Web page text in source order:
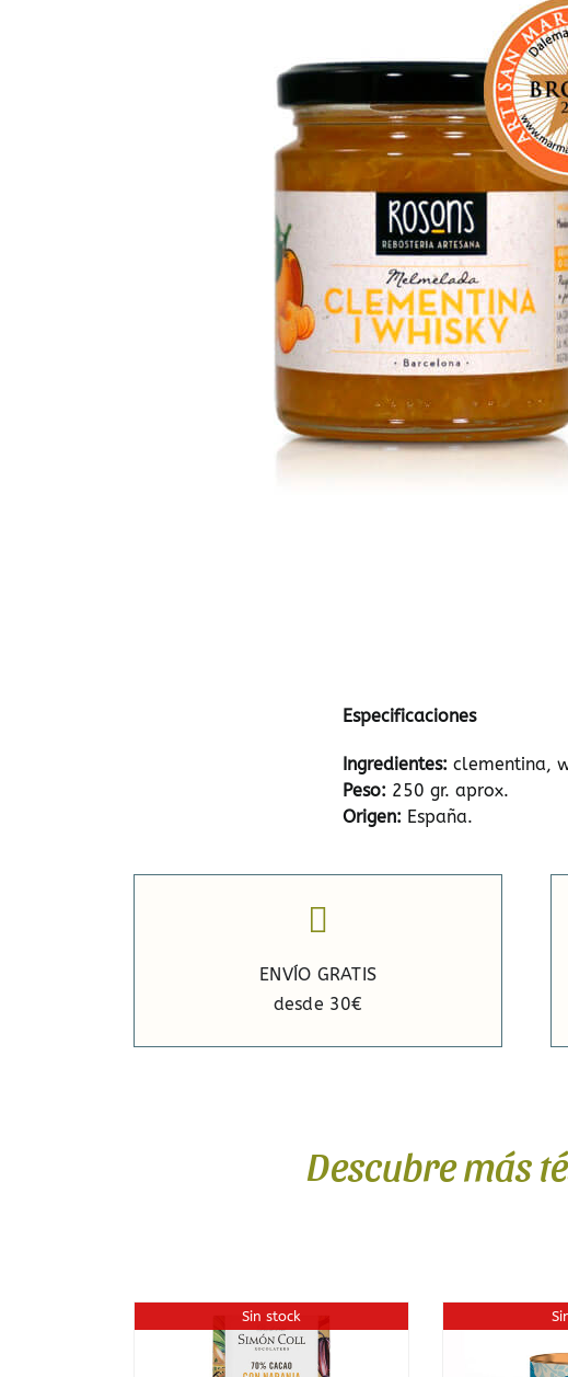
Té Oolong
Té desteinado
Té ecológico
Packs de Tés
BCNTEA
Tés de Temporada
Especificaciones
Ingredientes: clementina,
Peso: 250 gr. aprox.
Origen: España.
ENVÍO GRATIS
desde 30€
Descubre más